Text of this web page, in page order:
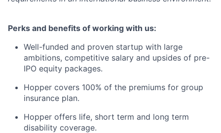
Perks and benefits of working with us:
Well-funded and proven startup with large
ambitions, competitive salary and upsides of pre-
IPO equity packages.
Hopper covers 100% of the premiums for group
insurance plan.
Hopper offers life, short term and long term
disability coverage.